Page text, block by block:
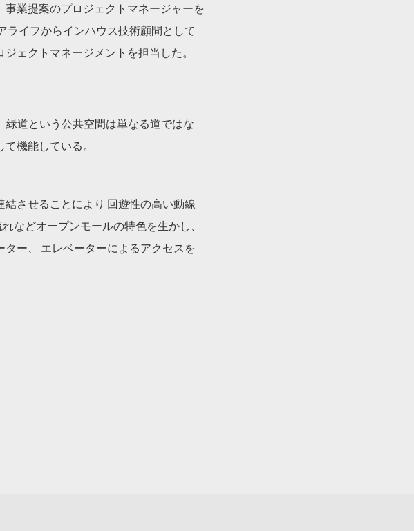
業提案のプロジェクトマネージャーを
ライフからインハウス技術顧問として
ェクトマネージメントを担当した。
道という公共空間は単なる道ではな
機能している。
させることにより 回遊性の高い動線
などオープンモールの特色を生かし、
ー、 エレベーターによるアクセスを